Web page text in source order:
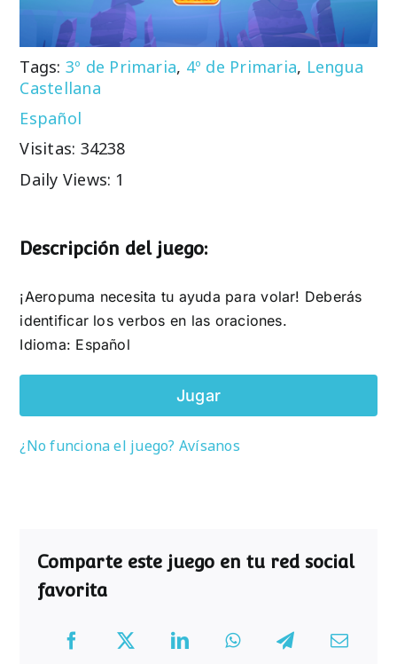
Tags: 3º de Primaria, 4º de Primaria, Lengua
Castellana
Español
Visitas: 34238
Daily Views: 1
Descripción del juego:
¡Aeropuma necesita tu ayuda para volar! Deberás
identificar los verbos en las oraciones.
Idioma: Español
Jugar
¿No funciona el juego? Avísanos
Comparte este juego en tu red social
favorita